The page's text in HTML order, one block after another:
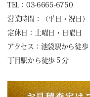
TEL：03-6665-6750
営業時間：（平日・祝日
定休日：土曜日・日曜日
アクセス：池袋駅から徒
丁目駅から徒歩５分